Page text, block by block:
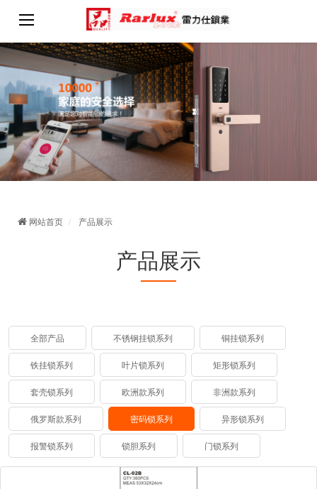
网站首页 产品展示
产品展示
全部产品 不锈钢挂锁系列 铜挂锁系列
铁挂锁系列 叶片锁系列 矩形锁系列
套壳锁系列 欧洲款系列 非洲款系列
俄罗斯款系列 密码锁系列 异形锁系列
报警锁系列 锁胆系列 门锁系列